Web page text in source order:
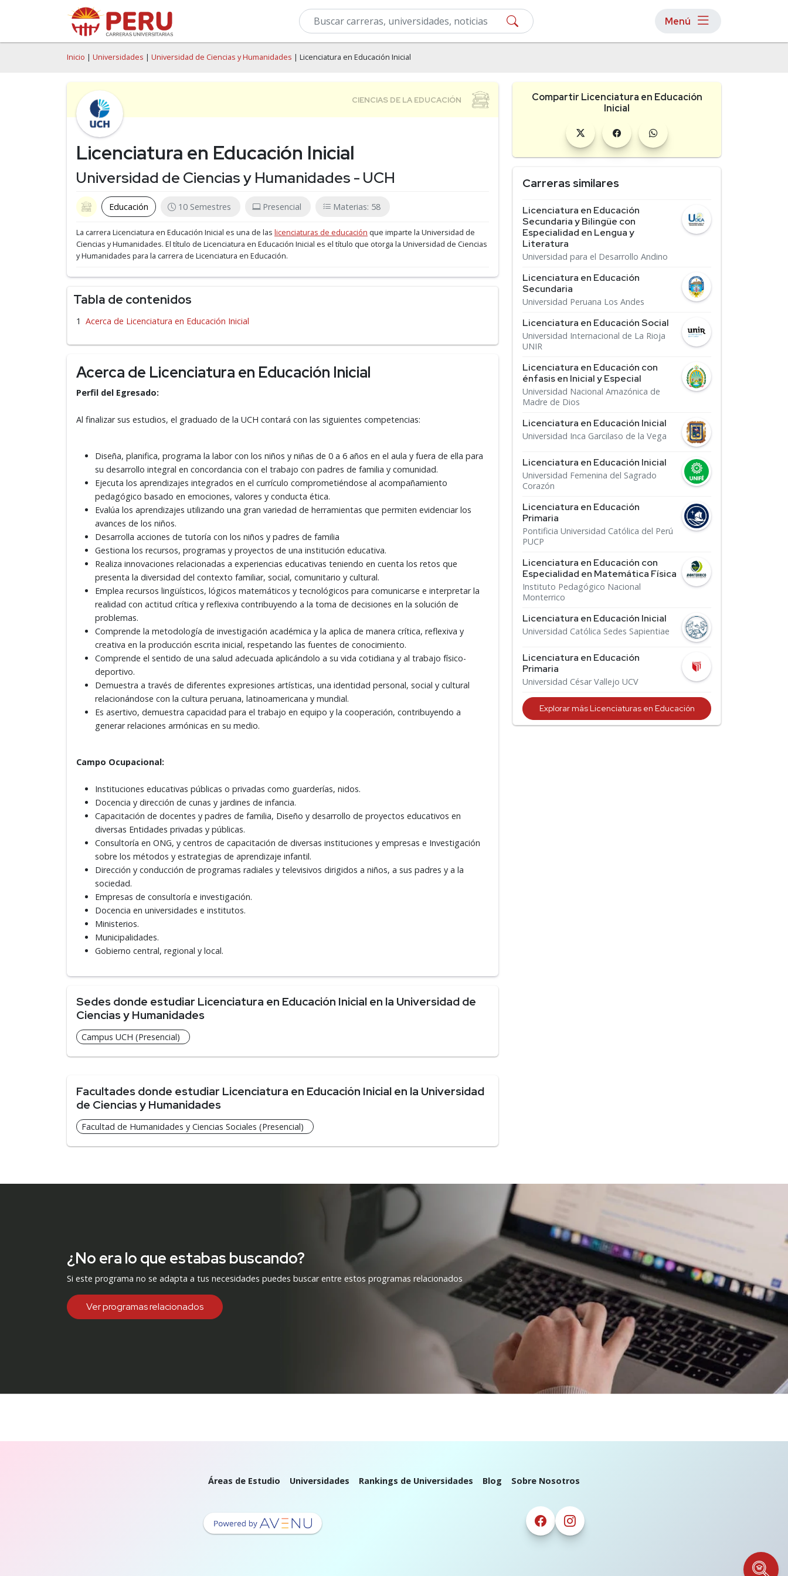
Menú
Inicio | Universidades | Universidad de Ciencias y Humanidades | Licenciatura en Educación Inicial
Licenciatura en Educación Inicial
Universidad de Ciencias y Humanidades - UCH
Educación 10 Semestres Presencial Materias: 58
La carrera Licenciatura en Educación Inicial es una de las licenciaturas de educación que imparte la Universidad de
Ciencias y Humanidades. El título de Licenciatura en Educación Inicial es el título que otorga la Universidad de Ciencias
y Humanidades para la carrera de Licenciatura en Educación.
Tabla de contenidos
Acerca de Licenciatura en Educación Inicial
Acerca de Licenciatura en Educación Inicial
Perfil del Egresado:
Al finalizar sus estudios, el graduado de la UCH contará con las siguientes competencias:
Diseña, planifica, programa la labor con los niños y niñas de 0 a 6 años en el aula y fuera de ella para
su desarrollo integral en concordancia con el trabajo con padres de familia y comunidad.
Ejecuta los aprendizajes integrados en el currículo comprometiéndose al acompañamiento
pedagógico basado en emociones, valores y conducta ética.
Evalúa los aprendizajes utilizando una gran variedad de herramientas que permiten evidenciar los
avances de los niños.
Desarrolla acciones de tutoría con los niños y padres de familia
Gestiona los recursos, programas y proyectos de una institución educativa.
Realiza innovaciones relacionadas a experiencias educativas teniendo en cuenta los retos que
presenta la diversidad del contexto familiar, social, comunitario y cultural.
Emplea recursos lingüísticos, lógicos matemáticos y tecnológicos para comunicarse e interpretar la
realidad con actitud crítica y reflexiva contribuyendo a la toma de decisiones en la solución de
problemas.
Comprende la metodología de investigación académica y la aplica de manera crítica, reflexiva y
creativa en la producción escrita inicial, respetando las fuentes de conocimiento.
Comprende el sentido de una salud adecuada aplicándolo a su vida cotidiana y al trabajo físico-
deportivo.
Demuestra a través de diferentes expresiones artísticas, una identidad personal, social y cultural
relacionándose con la cultura peruana, latinoamericana y mundial.
Es asertivo, demuestra capacidad para el trabajo en equipo y la cooperación, contribuyendo a
generar relaciones armónicas en su medio.
Campo Ocupacional:
Instituciones educativas públicas o privadas como guarderías, nidos.
Docencia y dirección de cunas y jardines de infancia.
Capacitación de docentes y padres de familia, Diseño y desarrollo de proyectos educativos en
diversas Entidades privadas y públicas.
Consultoría en ONG, y centros de capacitación de diversas instituciones y empresas e Investigación
sobre los métodos y estrategias de aprendizaje infantil.
Dirección y conducción de programas radiales y televisivos dirigidos a niños, a sus padres y a la
sociedad.
Empresas de consultoría e investigación.
Docencia en universidades e institutos.
Ministerios.
Municipalidades.
Gobierno central, regional y local.
Sedes donde estudiar Licenciatura en Educación Inicial en la Universidad de
Ciencias y Humanidades
Campus UCH (Presencial)
Facultades donde estudiar Licenciatura en Educación Inicial en la Universidad
de Ciencias y Humanidades
Facultad de Humanidades y Ciencias Sociales (Presencial)
Compartir Licenciatura en Educación
Inicial
Carreras similares
Licenciatura en Educación
Secundaria y Bilingüe con
Especialidad en Lengua y
Literatura
Universidad para el Desarrollo Andino
Licenciatura en Educación
Secundaria
Universidad Peruana Los Andes
Licenciatura en Educación Social
Universidad Internacional de La Rioja
UNIR
Licenciatura en Educación con
énfasis en Inicial y Especial
Universidad Nacional Amazónica de
Madre de Dios
Licenciatura en Educación Inicial
Universidad Inca Garcilaso de la Vega
Licenciatura en Educación Inicial
Universidad Femenina del Sagrado
Corazón
Licenciatura en Educación
Primaria
Pontificia Universidad Católica del Perú
PUCP
Licenciatura en Educación con
Especialidad en Matemática Física
Instituto Pedagógico Nacional
Monterrico
Licenciatura en Educación Inicial
Universidad Católica Sedes Sapientiae
Licenciatura en Educación
Primaria
Universidad César Vallejo UCV
Explorar más Licenciaturas en Educación
¿No era lo que estabas buscando?
Si este programa no se adapta a tus necesidades puedes buscar entre estos programas relacionados
Ver programas relacionados
Áreas de Estudio Universidades Rankings de Universidades Blog Sobre Nosotros